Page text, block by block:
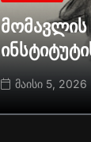
მომავლის
მაისი 5, 2026